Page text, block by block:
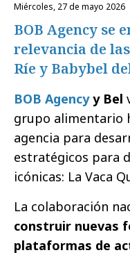
miércoles, 27 de mayo 2026
BOB Agency se
relevancia de
Ríe y Babybel
BOB Agencyy Bel
grupo alimentario
agencia para
estratégicos para
icónicas: La Vaca
La colaboración
construir nuevas
plataformas de